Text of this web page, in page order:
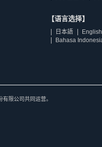
【语言选择】
日本語 English
Bahasa
限公司共同运营。